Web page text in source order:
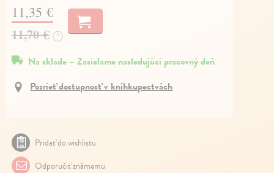
11,35 €
11,70 € ?
Na sklade – Zasielame nasledujúci pracovný deň
Pozrieť dostupnosť v kníhkupectvách
Pridať do wishlistu
Odporučiť známemu